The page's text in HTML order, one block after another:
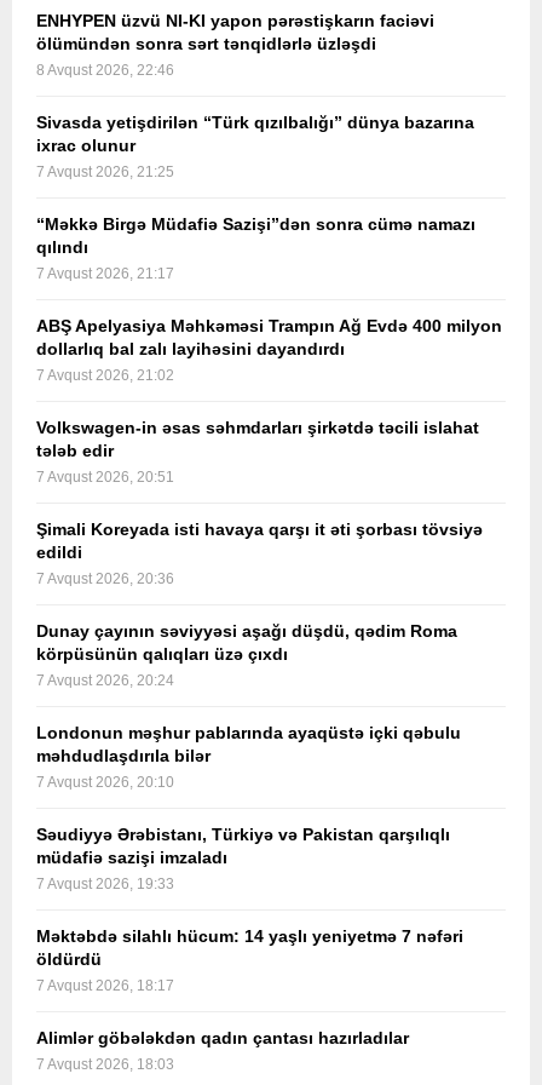
ENHYPEN üzvü NI-KI yapon pərəstişkarın faciəvi
ölümündən sonra sərt tənqidlərlə üzləşdi
8 Avqust 2026, 22:46
Sivasda yetişdirilən “Türk qızılbalığı” dünya bazarına
ixrac olunur
7 Avqust 2026, 21:25
“Məkkə Birgə Müdafiə Sazişi”dən sonra cümə namazı
qılındı
7 Avqust 2026, 21:17
ABŞ Apelyasiya Məhkəməsi Trampın Ağ Evdə 400 milyon
dollarlıq bal zalı layihəsini dayandırdı
7 Avqust 2026, 21:02
Volkswagen-in əsas səhmdarları şirkətdə təcili islahat
tələb edir
7 Avqust 2026, 20:51
Şimali Koreyada isti havaya qarşı it əti şorbası tövsiyə
edildi
7 Avqust 2026, 20:36
Dunay çayının səviyyəsi aşağı düşdü, qədim Roma
körpüsünün qalıqları üzə çıxdı
7 Avqust 2026, 20:24
Londonun məşhur pablarında ayaqüstə içki qəbulu
məhdudlaşdırıla bilər
7 Avqust 2026, 20:10
Səudiyyə Ərəbistanı, Türkiyə və Pakistan qarşılıqlı
müdafiə sazişi imzaladı
7 Avqust 2026, 19:33
Məktəbdə silahlı hücum: 14 yaşlı yeniyetmə 7 nəfəri
öldürdü
7 Avqust 2026, 18:17
Alimlər göbələkdən qadın çantası hazırladılar
7 Avqust 2026, 18:03